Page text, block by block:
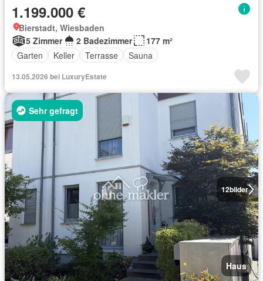
1.199.000 €
Bierstadt, Wiesbaden
5 Zimmer
2 Badezimmer
177 m²
Garten
Keller Terrasse Sauna
13.05.2026 bei LuxuryEstate
12bilder
Sehr gefragt
Haus